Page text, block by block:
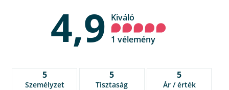
4,9 Kiváló
1 vélemény
5
Személyzet
5
Tisztaság
5
Ár / érték